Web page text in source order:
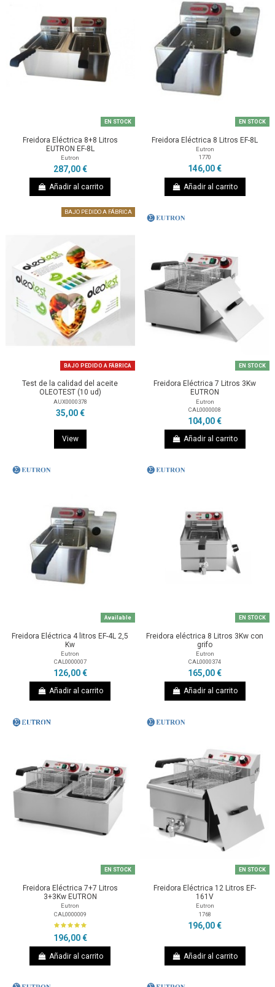
EN STOCK
Freidora Eléctrica 8+8 Litros
EUTRON EF-8L
Eutron
287,00 €
Añadir al carrito
EN STOCK
Freidora Eléctrica 8 Litros EF-8L
Eutron
1770
146,00 €
Añadir al carrito
BAJO PEDIDO A FÁBRICA
BAJO PEDIDO A FÁBRICA
Test de la calidad del aceite
OLEOTEST (10 ud)
AUX0000378
35,00 €
View
EN STOCK
Freidora Eléctrica 7 Litros 3Kw
EUTRON
Eutron
CAL0000008
104,00 €
Añadir al carrito
Available
Freidora Eléctrica 4 litros EF-4L 2,5
Kw
Eutron
CAL0000007
126,00 €
Añadir al carrito
EN STOCK
Freidora eléctrica 8 Litros 3Kw con
grifo
Eutron
CAL0000374
165,00 €
Añadir al carrito
EN STOCK
Freidora Eléctrica 7+7 Litros
3+3Kw EUTRON
Eutron
CAL0000009
196,00 €
Añadir al carrito
EN STOCK
Freidora Eléctrica 12 Litros EF-
161V
Eutron
1768
196,00 €
Añadir al carrito